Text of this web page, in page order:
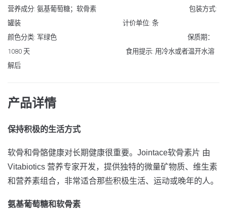
营养成分: 氨基葡萄糖；软骨素 包装方式:
罐装 计价单位: 条
颜色分类: 军绿色 保质期：
1080 天 食用提示: 用冷水或者温开水溶
解后
产品详情
保持积极的生活方式
软骨和骨骼健康对长期健康很重要。 Jointace软骨素片 由
Vitabiotics 营养专家开发，提供独特的微量矿物质、维生素
和营养素组合，非常适合那些积极生活、运动或晚年的人。
氨基葡萄糖和软骨素